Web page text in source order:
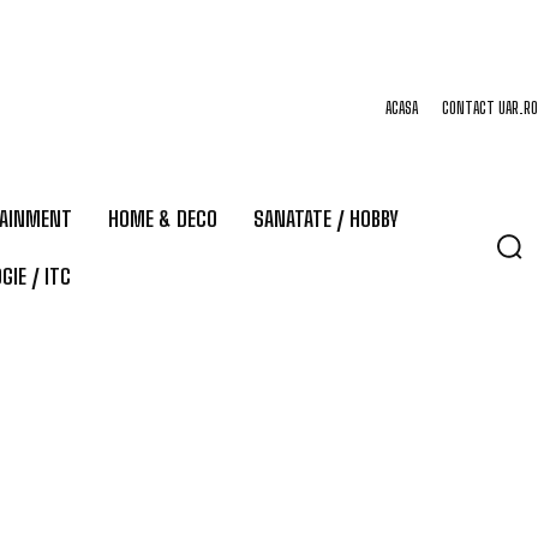
ACASA CONTACT UAR.RO
HOME & DECO SANATATE / HOBBY
/ ITC